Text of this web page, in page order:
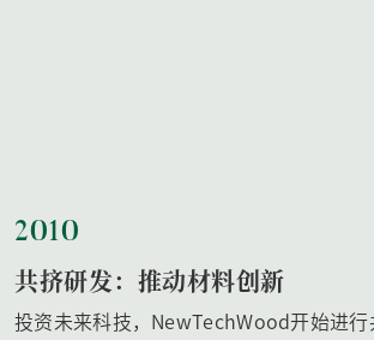
2010
共挤研发：推动材料创新
投资未来科技，NewTechWood开始进行